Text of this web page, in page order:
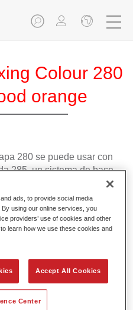
Colour 280
orange
280 se puede usar con
285, un sistema de base
Se basa en una tecnología
para colores sólidos y
HS de la gama Permasolid.
ads, to provide social media
using our online services, you
providers’ use of cookies and other
learn how we use these cookies and
Accept All Cookies
Center